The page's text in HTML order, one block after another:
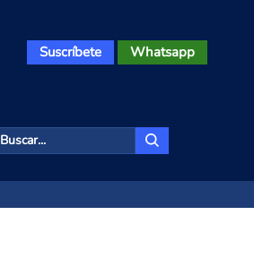
Suscríbete Whatsapp